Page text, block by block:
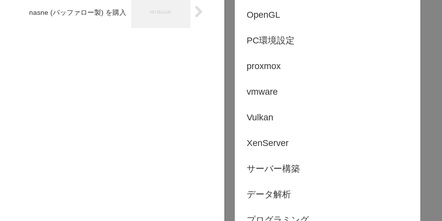
nasne (バッファロー製) を購入 OpenGL
PC環境設定
proxmox
vmware
Vulkan
XenServer
サーバー構築
データ解析